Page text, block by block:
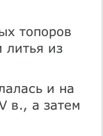
топоров
литья из
и на
в., а затем